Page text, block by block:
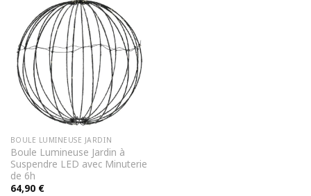
BOULE LUMINEUSE JARDIN
Boule Lumineuse Jardin à
Suspendre LED avec Minuterie
de 6h
64,90 €